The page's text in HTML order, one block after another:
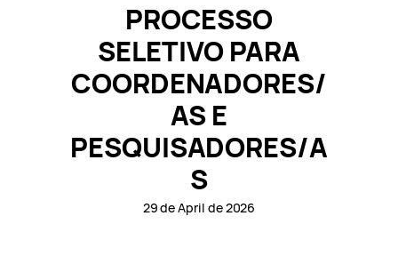
PROCESSO
SELETIVO PARA
COORDENADORES/
AS E
PESQUISADORES/A
S
29 de April de 2026